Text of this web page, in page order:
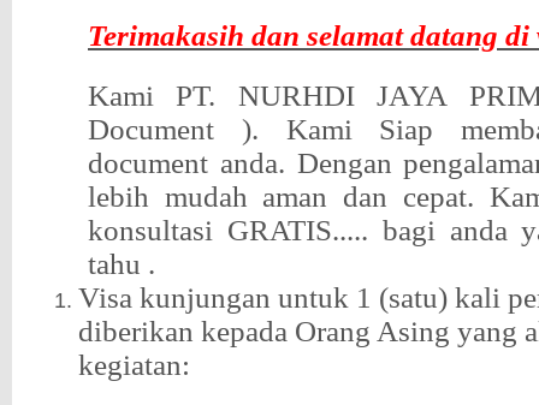
Terimakasih dan selamat datang di
Kami PT. NURHDI JAYA
Document ). Kami Siap
document anda. Dengan
lebih mudah aman dan cepat.
konsultasi GRATIS..... bagi anda
tahu .
Visa kunjungan untuk 1 (satu) kali
diberikan kepada Orang Asing yang
kegiatan: